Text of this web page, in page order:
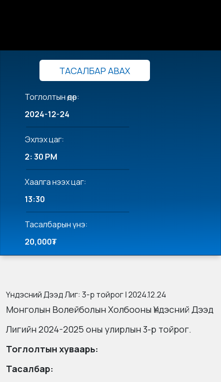
ТАСАЛБАР АВАХ
Тоглолтын өдөр:
2024-12-24
Эхлэх цаг:
2: 30 PM
Хаалга нээх цаг:
13:30
Тасалбарын үнэ:
20,000₮
Үндэсний Дээд Лиг: 3-р тойрог | 2024.12.24
Монголын Волейболын Холбооны Үндэсний Дээд
Лигийн 2024-2025 оны улирлын 3-р тойрог.
Тоглолтын хуваарь:
Тасалбар: